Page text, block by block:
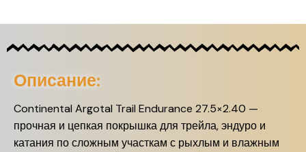
Описание:
Continental Argotal Trail Endurance 27.5×2.40 —
прочная и цепкая покрышка для трейла, эндуро и
катания по сложным участкам с рыхлым и влажным